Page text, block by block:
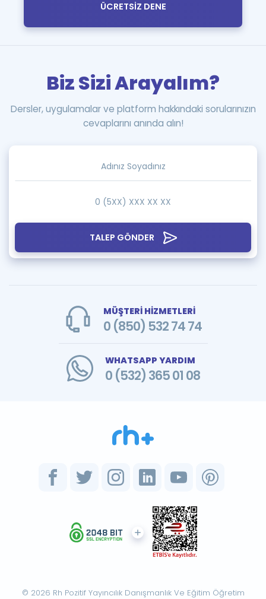
ÜCRETSİZ DENE
TALEP GÖNDER
Biz Sizi Arayalım?
Dersler, uygulamalar ve platform hakkındaki sorularınızın
cevaplarını anında alın!
MÜŞTERİ HİZMETLERİ
0 (850) 532 74 74
WHATSAPP YARDIM
0 (532) 365 01 08
© 2026 Rh Pozitif Yayıncılık Danışmanlık Ve Eğitim Öğretim